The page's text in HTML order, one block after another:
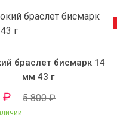
браслет бисмарк 14
мм 43 г
₽ 5 800₽